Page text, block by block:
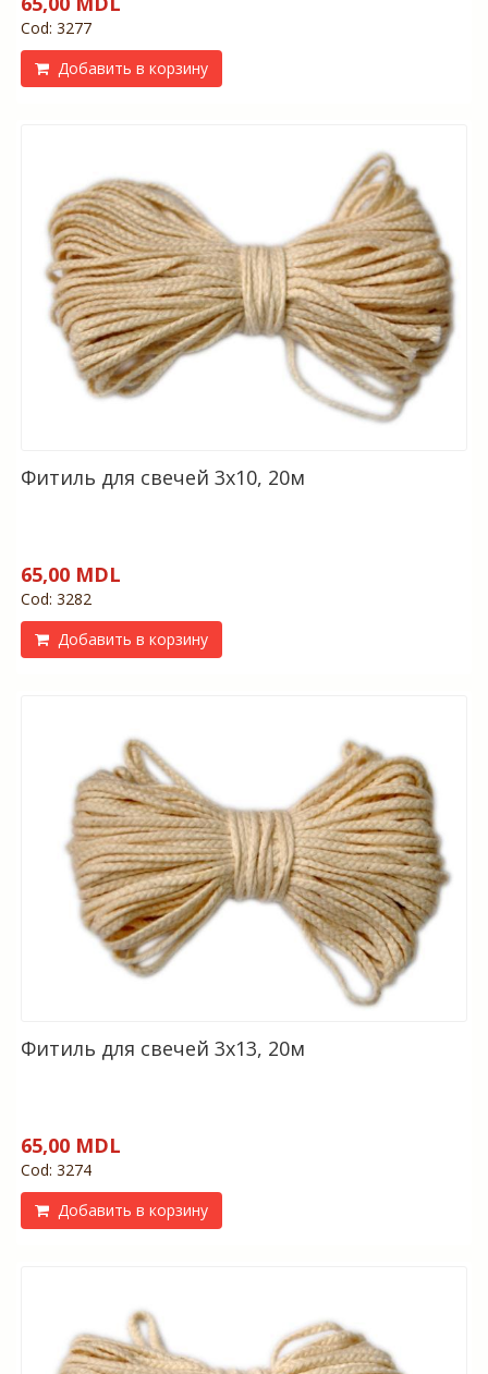
Cod: 3277
Добавить в корзину
Фитиль для свечей 3х10, 20м
65,00 MDL
Cod: 3282
Добавить в корзину
Фитиль для свечей 3х13, 20м
65,00 MDL
Cod: 3274
Добавить в корзину